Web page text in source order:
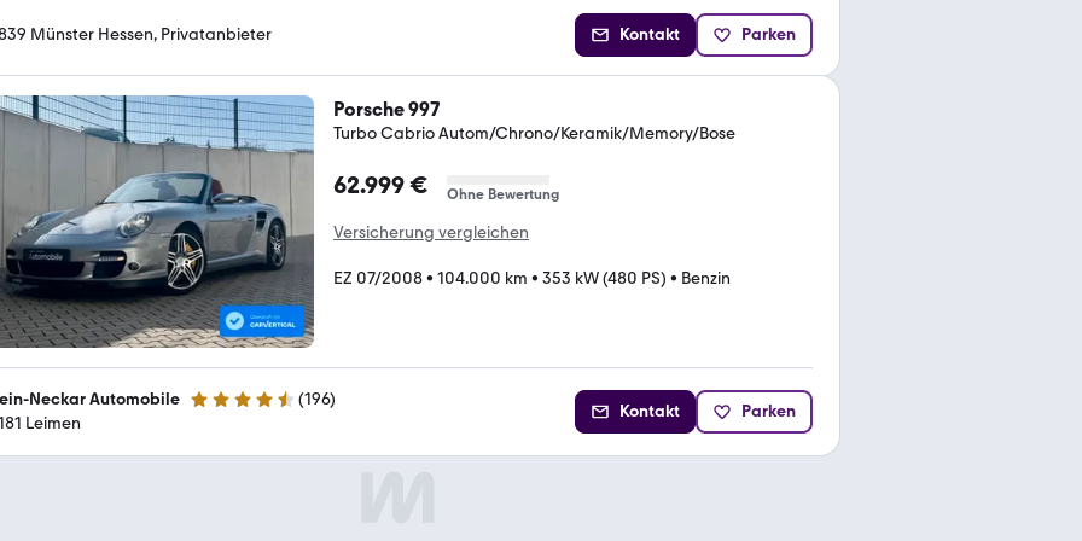
Münster Hessen, Privatanbieter Kontakt Parken
Porsche 997
Turbo Cabrio Autom/Chrono/Keramik/Memory/Bose
62.999 € Ohne Bewertung
Versicherung vergleichen
EZ 07/2008• 104.000 km • 353 kW (480 PS) • Benzin
Neckar Automobile 4.4 Sterne (196)
Leimen
Kontakt Parken